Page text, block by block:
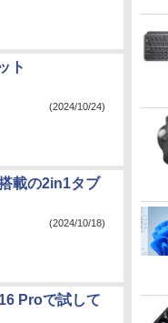
ト
(2024/10/24)
載の2in1タブ
(2024/10/18)
Proで試して